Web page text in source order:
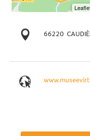
66220